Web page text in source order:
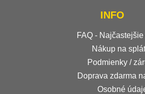
INFO
FAQ -
Nákup na
Podmienky /
Doprava zdarma
Osobné